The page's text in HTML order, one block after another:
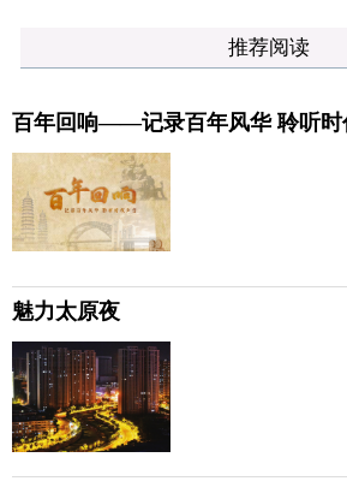
推荐阅读
百年回响——记录百年风华 聆听时
魅力太原夜